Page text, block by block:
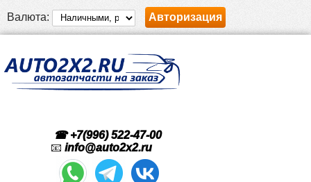
Валюта: Авторизация
☎ +7(996) 522-47-00
📧 info@auto2x2.ru